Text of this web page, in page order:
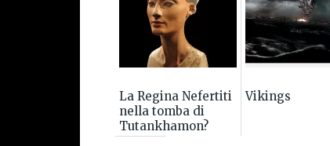
La Regina Nefertiti
nella tomba di
Tutankhamon?
Vikings